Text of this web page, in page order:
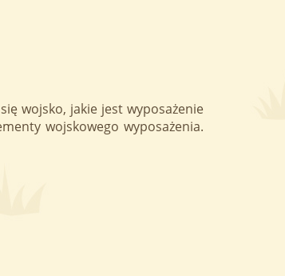
wojsko, jakie jest wyposażenie
wojskowego wyposażenia.